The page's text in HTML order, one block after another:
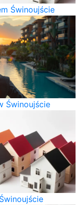
Świnoujście
Świnoujście